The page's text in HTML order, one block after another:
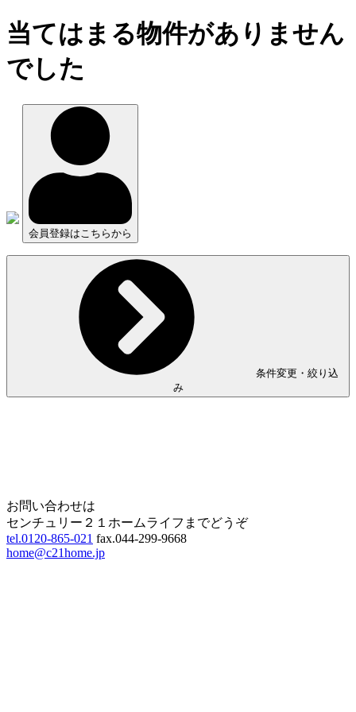
当てはまる物件がありません
でした
会員登録はこちらから
条件変更・絞り込
み
お問い合わせは
センチュリー２１ホームライフまでどうぞ
tel.0120-865-021 fax.044-299-9668
home@c21home.jp